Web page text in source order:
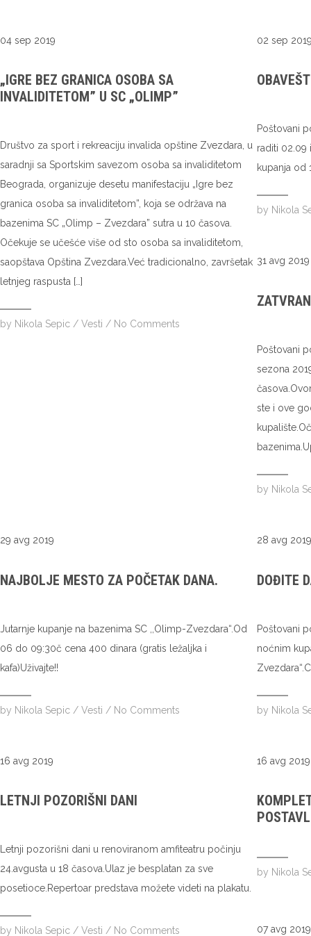
04 sep 2019
„IGRE BEZ GRANICA OSOBA SA
INVALIDITETOM” U SC „OLIMP”
Društvo za sport i rekreaciju invalida opštine Zvezdara, u
saradnji sa Sportskim savezom osoba sa invaliditetom
Beograda, organizuje desetu manifestaciju „Igre bez
granica osoba sa invaliditetom”, koja se održava na
bazenima SC „Olimp – Zvezdara” sutra u 10 časova.
Očekuje se učešće više od sto osoba sa invaliditetom,
saopštava Opština Zvezdara.Već tradicionalno, završetak
letnjeg raspusta […]
by Nikola Sepic / Vesti / No Comments
02 sep
Poštovani
raditi 02.09
kupanja od
by Nikola
31 avg 2019
Poštovani
sezona
ste i ove
by Nikola
29 avg 2019
NAJBOLJE MESTO ZA POČETAK DANA.
Jutarnje kupanje na bazenima SC ,,Olimp-Zvezdara“.Od
06 do 09:30č cena 400 dinara (gratis ležaljka i
kafa)Uživajte!!
by Nikola Sepic / Vesti / No Comments
28 avg 2019
DOĐITE
Poštovani
noćnim
by Nikola
16 avg 2019
LETNJI POZORIŠNI DANI
Letnji pozorišni dani u renoviranom amfiteatru počinju
24.avgusta u 18 časova.Ulaz je besplatan za sve
posetioce.Repertoar predstava možete videti na plakatu.
by Nikola Sepic / Vesti / No Comments
16 avg 2019
by Nikola
07 avg 2019